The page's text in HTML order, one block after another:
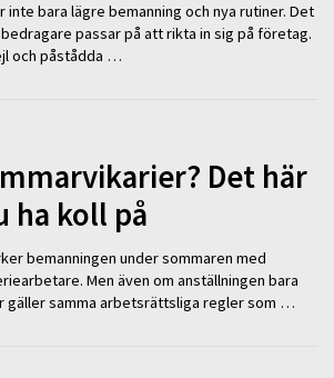
bara lägre bemanning och nya rutiner. Det
passar på att rikta in sig på företag.
och påstådda …
Det här
ha koll på
bemanningen under sommaren med
Men även om anställningen bara
gäller samma arbetsrättsliga regler som …